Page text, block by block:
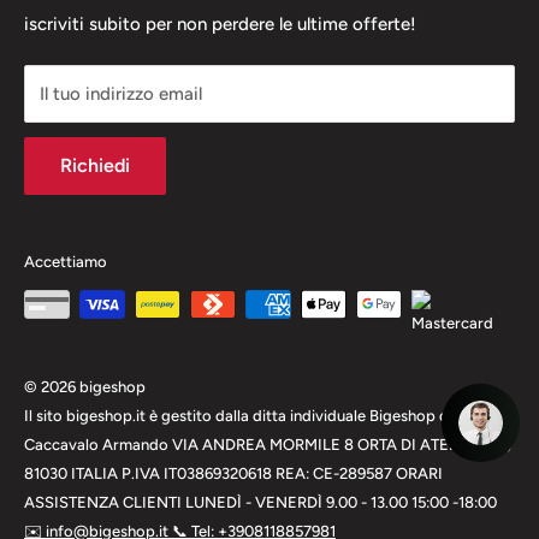
ITALIA
P.IVA IT03869320618
ORARI
ASSISTENZA CLIENTI
9.00 - 13.00
TELEFONO
+
email
info@bigeshop.it
Guida ai Cookies
Big club punti fedelta'
Recensioni dei clienti
Punti di ritiro
Tracciamento dell'ordine
iscriviti subito per non perdere le ultime offerte!
Il tuo indirizzo email
Richiedi
Accettiamo
© 2026 bigeshop
Il sito bigeshop.it è gestito dalla ditta individuale Bigeshop di
Caccavalo Armando VIA ANDREA MORMILE 8 ORTA DI ATELLA (CE)
81030 ITALIA P.IVA IT03869320618 REA: CE-289587 ORARI
ASSISTENZA CLIENTI LUNEDÌ - VENERDÌ 9.00 - 13.00 15:00 -18:00
✉️ info@bigeshop.it 📞 Tel: +3908118857981